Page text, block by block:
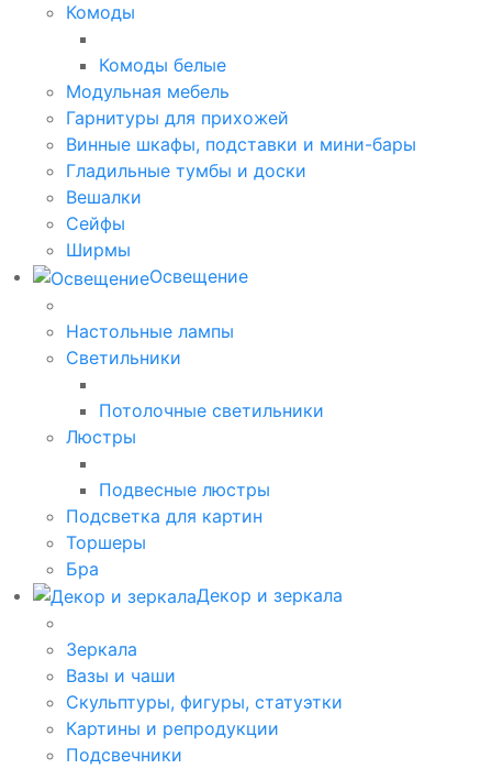
Комоды
Комоды белые
Модульная мебель
Гарнитуры для прихожей
Винные шкафы, подставки и мини-бары
Гладильные тумбы и доски
Вешалки
Сейфы
Ширмы
Освещение
Настольные лампы
Светильники
Потолочные светильники
Люстры
Подвесные люстры
Подсветка для картин
Торшеры
Бра
Декор и зеркала
Зеркала
Вазы и чаши
Скульптуры, фигуры, статуэтки
Картины и репродукции
Подсвечники